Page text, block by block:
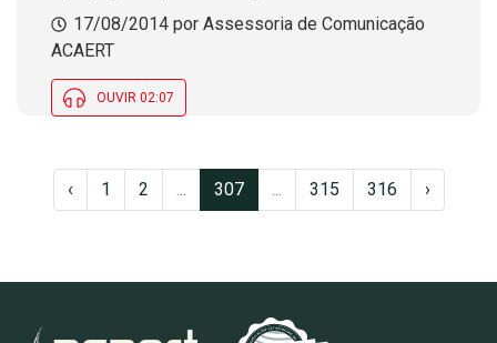
orientações para OPEC’s e Financeiro das rádios.
17/08/2014 por Assessoria de Comunicação
ACAERT
OUVIR 02:07
‹ 1 2 ... 307 ... 315 316 ›